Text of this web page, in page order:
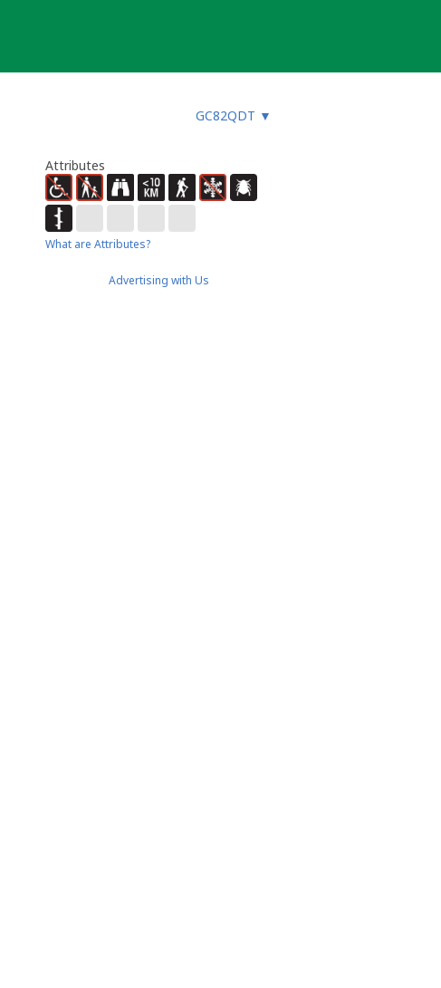
GC82QDT ▼
Attributes
What are Attributes?
Advertising with Us